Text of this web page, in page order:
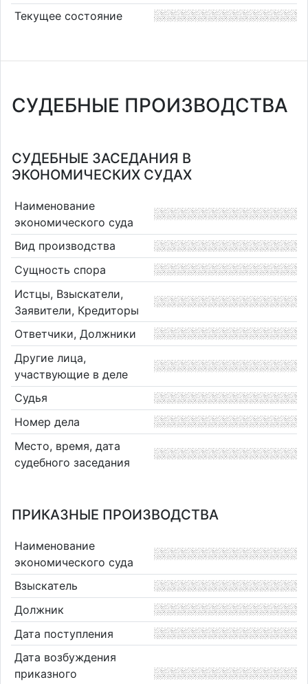
Текущее состояние
СУДЕБНЫЕ ПРОИЗВОДСТВА
СУДЕБНЫЕ ЗАСЕДАНИЯ В
ЭКОНОМИЧЕСКИХ СУДАХ
Наименование
экономического суда
Вид производства
Сущность спора
Истцы, Взыскатели,
Заявители, Кредиторы
Ответчики, Должники
Другие лица,
участвующие в деле
Судья
Номер дела
Место, время, дата
судебного заседания
ПРИКАЗНЫЕ ПРОИЗВОДСТВА
Наименование
экономического суда
Взыскатель
Должник
Дата поступления
Дата возбуждения
приказного